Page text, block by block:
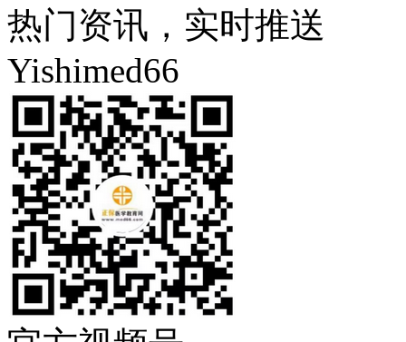
热门资讯，实时推送
Yishimed66